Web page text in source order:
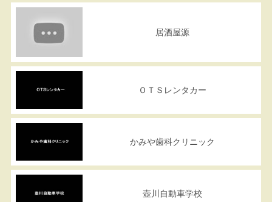
居酒屋源
ＯＴＳレンタカー
かみや歯科クリニック
壺川自動車学校